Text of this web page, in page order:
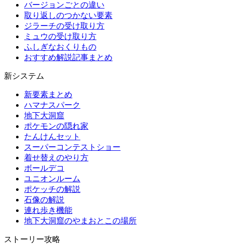
バージョンごとの違い
取り返しのつかない要素
ジラーチの受け取り方
ミュウの受け取り方
ふしぎなおくりもの
おすすめ解説記事まとめ
新システム
新要素まとめ
ハマナスパーク
地下大洞窟
ポケモンの隠れ家
たんけんセット
スーパーコンテストショー
着せ替えのやり方
ボールデコ
ユニオンルーム
ポケッチの解説
石像の解説
連れ歩き機能
地下大洞窟のやまおとこの場所
ストーリー攻略